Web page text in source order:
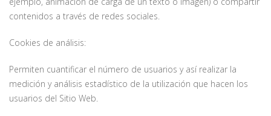
contenidos a través de redes sociales.
Cookies de análisis:
Permiten cuantificar el número de usuarios y así realizar la
medición y análisis estadístico de la utilización que hacen los
usuarios del Sitio Web.